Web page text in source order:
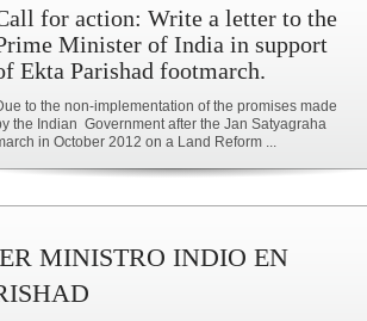
Call for action: Write a letter to the
Prime Minister of India in support
of Ekta Parishad footmarch.
to the non-implementation of the promises made
the Indian Government after the Jan Satyagraha
in October 2012 on a Land Reform ...
MINISTRO INDIO EN